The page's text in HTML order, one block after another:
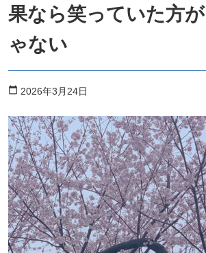
果なら笑っていた方
ゃない
calendar_today 2026年3月24日